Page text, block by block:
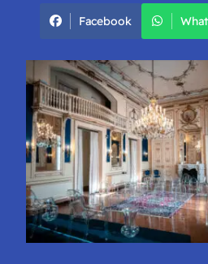
Facebook